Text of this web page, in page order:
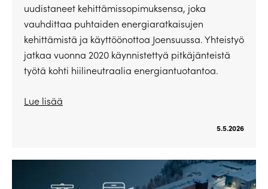
uudistaneet kehittämissopimuksensa, joka
vauhdittaa puhtaiden energiaratkaisujen
kehittämistä ja käyttöönottoa Joensuussa. Yhteistyö
jatkaa vuonna 2020 käynnistettyä pitkäjänteistä
työtä kohti hiilineutraalia energiantuotantoa.
Lue lisää
5.5.2026